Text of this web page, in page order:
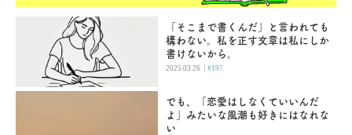
「そこまで書くんだ」と言われても
構わない。私を正す文章は私にしか
書けないから。
2025.03.26 |#197
でも、「恋愛はしなくていいんだ
よ」みたいな風潮も好きにはなれな
い